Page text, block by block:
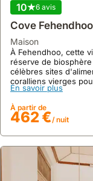
plage
ou
l'océan.
C'est
une
privilégiée
pour
les
familles,
10 6 avis
Cove Fehendhoo
maison
À Fehendhoo, cette
réserve de
célèbres sites
coralliens vierges
Cette maison de
d'accueil de 9
climatisation, un
chaque chambre,
En savoir plus
À partir de
462 €/ nuit